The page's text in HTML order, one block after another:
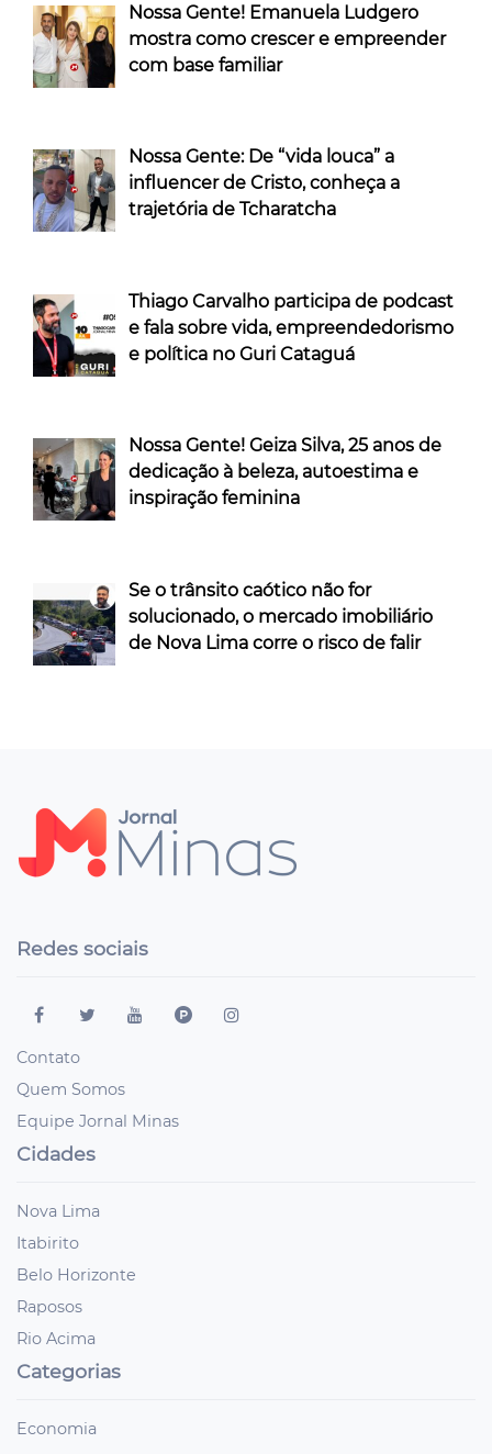
Nossa Gente! Emanuela Ludgero
mostra como crescer e empreender
com base familiar
Nossa Gente: De “vida louca” a
influencer de Cristo, conheça a
trajetória de Tcharatcha
Thiago Carvalho participa de podcast
e fala sobre vida, empreendedorismo
e política no Guri Cataguá
Nossa Gente! Geiza Silva, 25 anos de
dedicação à beleza, autoestima e
inspiração feminina
Se o trânsito caótico não for
solucionado, o mercado imobiliário
de Nova Lima corre o risco de falir
Redes sociais
Contato
Quem Somos
Equipe Jornal Minas
Cidades
Nova Lima
Itabirito
Belo Horizonte
Raposos
Rio Acima
Categorias
Economia